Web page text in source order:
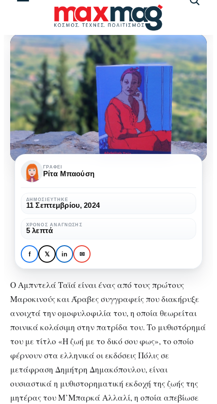
ΒΙΒΛΊΟ ΒΙΒΛΙΟΠΑΡΟΥΣΙΆΣΕΙΣ
«Η ζωή με το δικό σου φως»: Ο
Αμπντελά Ταϊά φιλοτεχνεί το
μυθιστορηματικό πορτραίτο
της μητέρας του
ζωή
δικό
σου
φως»:
Ο
Ταϊά
φιλοτεχνεί
το
μυθιστορηματικό
πορτραίτο
της
μητέρας
του
ΓΡΆΦΕΙ
Ρίτα Μπαούση
ΔΗΜΟΣΙΕΎΤΗΚΕ
11 Σεπτεμβρίου, 2024
ΧΡΌΝΟΣ ΑΝΆΓΝΩΣΗΣ
5 λεπτά
f 𝕏 in ✉
Ο Αμπντελά Ταϊά είναι ένας από τους πρώτους
Μαροκινούς και Άραβες συγγραφείς που διακήρυξε
ανοιχτά την ομοφυλοφιλία του, η οποία θεωρείται
ποινικά κολάσιμη στην πατρίδα του. Το μυθιστόρημά
του με τίτλο «Η ζωή με το δικό σου φως», το οποίο
φέρνουν στα ελληνικά οι εκδόσεις Πόλις σε
μετάφραση Δημήτρη Δημακόπουλου, είναι
ουσιαστικά η μυθιστορηματική εκδοχή της ζωής της
μητέρας του Μ’Μπαρκά Αλλαλί, η οποία απεβίωσε